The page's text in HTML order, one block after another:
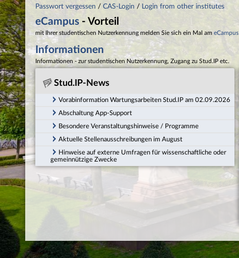
Passwort vergessen / CAS-Login / Login from other institutes
eCampus - Vorteil
mit Ihrer studentischen Nutzerkennung melden Sie sich ein Mal am eCampus
Informationen
Informationen - zur studentischen Nutzerkennung, Zugang zu Stud.IP etc.
Stud.IP-News
Vorabinformation Wartungsarbeiten Stud.IP am 02.09.2026
Abschaltung App-Support
Besondere Veranstaltungshinweise / Programme
Aktuelle Stellenausschreibungen im August
Hinweise auf externe Umfragen für wissenschaftliche oder
gemeinnützige Zwecke